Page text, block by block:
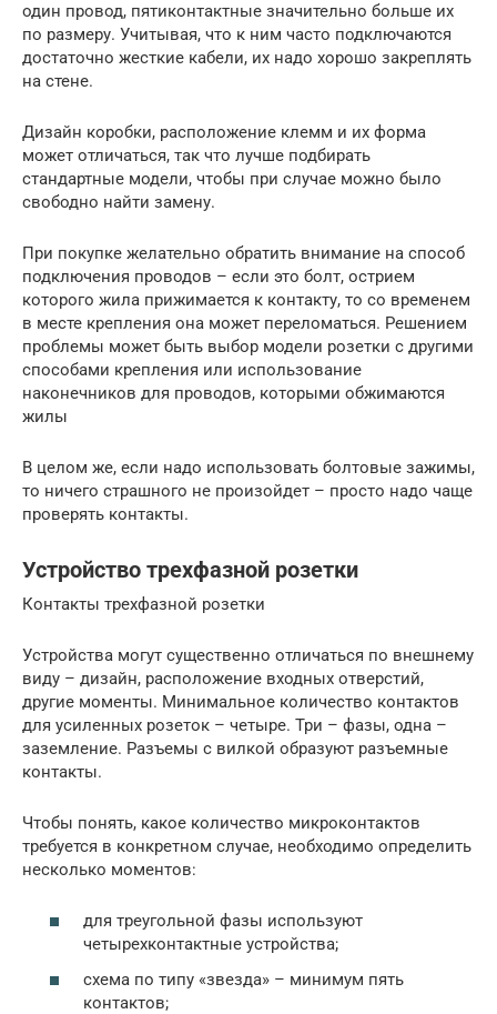
один провод, пятиконтактные значительно больше их
по размеру. Учитывая, что к ним часто подключаются
достаточно жесткие кабели, их надо хорошо закреплять
на стене.
Дизайн коробки, расположение клемм и их форма
может отличаться, так что лучше подбирать
стандартные модели, чтобы при случае можно было
свободно найти замену.
При покупке желательно обратить внимание на способ
подключения проводов – если это болт, острием
которого жила прижимается к контакту, то со временем
в месте крепления она может переломаться. Решением
проблемы может быть выбор модели розетки с другими
способами крепления или использование
наконечников для проводов, которыми обжимаются
жилы
В целом же, если надо использовать болтовые зажимы,
то ничего страшного не произойдет – просто надо чаще
проверять контакты.
Устройство трехфазной розетки
Контакты трехфазной розетки
Устройства могут существенно отличаться по внешнему
виду – дизайн, расположение входных отверстий,
другие моменты. Минимальное количество контактов
для усиленных розеток – четыре. Три – фазы, одна –
заземление. Разъемы с вилкой образуют разъемные
контакты.
Чтобы понять, какое количество микроконтактов
требуется в конкретном случае, необходимо определить
несколько моментов:
для треугольной фазы используют
четырехконтактные устройства;
схема по типу «звезда» – минимум пять
контактов;